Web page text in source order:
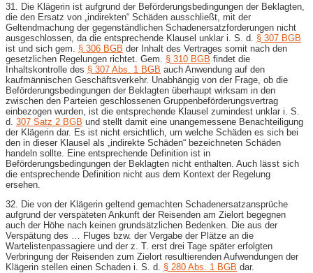
31. Die Klägerin ist aufgrund der Beförderungsbedingungen der Beklagten,
die den Ersatz von „indirekten“ Schäden ausschließt, mit der
Geltendmachung der gegenständlichen Schadenersatzforderungen nicht
ausgeschlossen, da die entsprechende Klausel unklar i. S. d. § 307 BGB
ist und sich gem. § 306 BGB der Inhalt des Vertrages somit nach den
gesetzlichen Regelungen richtet. Gem. § 310 BGB findet die
Inhaltskontrolle des § 307 Abs. 1 BGB auch Anwendung auf den
kaufmännischen Geschäftsverkehr. Unabhängig von der Frage, ob die
Beförderungsbedingungen der Beklagten überhaupt wirksam in den
zwischen den Parteien geschlossenen Gruppenbeförderungsvertrag
einbezogen wurden, ist die entsprechende Klausel zumindest unklar i. S.
d. 307 Satz 2 BGB und stellt damit eine unangemessene Benachteiligung
der Klägerin dar. Es ist nicht ersichtlich, um welche Schäden es sich bei
den in dieser Klausel als „indirekte Schäden“ bezeichneten Schäden
handeln sollte. Eine entsprechende Definition ist in
Beförderungsbedingungen der Beklagten nicht enthalten. Auch lässt sich
die entsprechende Definition nicht aus dem Kontext der Regelung
ersehen.
32. Die von der Klägerin geltend gemachten Schadenersatzansprüche
aufgrund der verspäteten Ankunft der Reisenden am Zielort begegnen
auch der Höhe nach keinen grundsätzlichen Bedenken. Die aus der
Verspätung des … Fluges bzw. der Vergabe der Plätze an die
Wartelistenpassagiere und der z. T. erst drei Tage später erfolgten
Verbringung der Reisenden zum Zielort resultierenden Aufwendungen der
Klägerin stellen einen Schaden i. S. d. § 280 Abs. 1 BGB dar.